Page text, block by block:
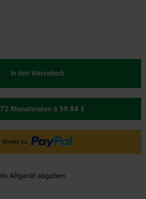
In den Warenkorb
Monatsraten à 99.84 €
Altgerät abgeben.